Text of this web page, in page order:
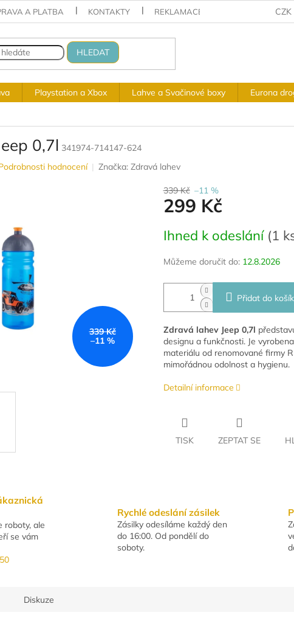
A PLATBA KONTAKTY REKLAMACE A VRÁCENÍ CZK
HLEDAT
Playstation a Xbox Lahve a Svačinové boxy Eurona
0,7l 341974-714147-624
hodnocení Značka: Zdravá lahev
339 Kč
–11 %
339 Kč –11 %
299 Kč
cena:
Ihned k odeslání (1
Můžeme doručit do: 12.8.2026
Přidat do
Zdravá lahev Jeep 0,7l
designu a funkčnosti. Je
materiálu od renomované firmy
mimořádnou odolnost a hygienu.
Detailní informace
TISK ZEPTAT SE
roboty, ale
se vám
Rychlé odeslání zásilek
Zásilky odesíláme každý den
do 16:00. Od pondělí do
soboty.
Diskuze